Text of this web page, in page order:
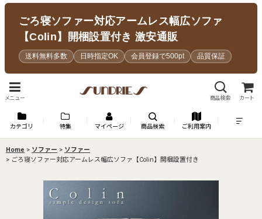
ごろ寝ソファー対応アームレス幅広ソファ
【Colin】開梱設置付き 激安通販
送料無料多数 日時指定OK 会員登録で500pt 品質保証
メニュー 商品検索 カート
カテゴリ 特集 マイページ 商品検索 ご利用案内
Home > ソファー > ソファー
> ごろ寝ソファー対応アームレス幅広ソファ【Colin】開梱設置付き